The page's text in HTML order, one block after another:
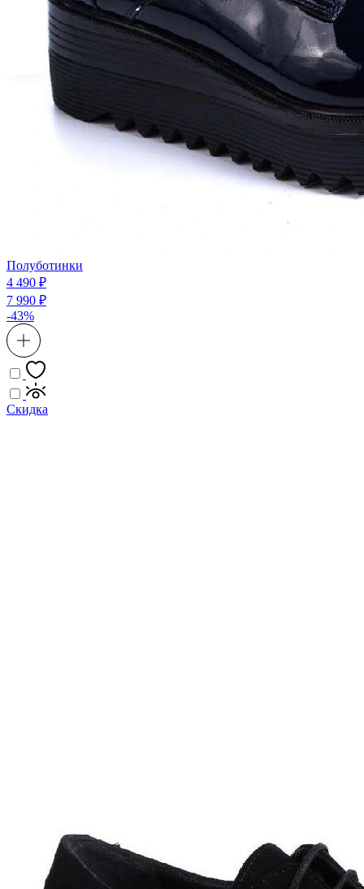
Полуботинки
4 490 ₽
7 990 ₽
-43%
Скидка